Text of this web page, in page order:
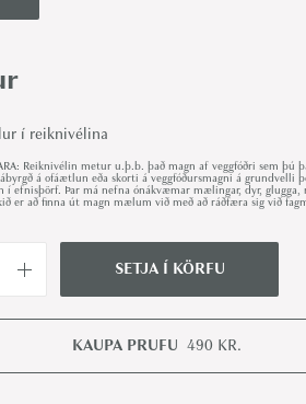
í reiknivélina
Reiknivélin metur u.þ.b. það magn af veggfóðri sem þú
á ofáætlun eða skorti á veggfóðursmagni á grundvelli
efnisþörf. Þar má nefna ónákvæmar mælingar, dyr, glugga,
er að finna út magn mælum við með að ráðfæra sig við
SETJA Í KÖRFU
KAUPA PRUFU 490 KR.